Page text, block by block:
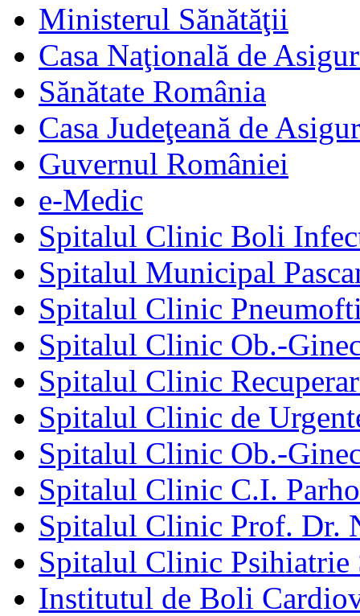
Ministerul Sănătăţii
Casa Naţională de
Sănătate România
Casa Judeţeană de
Guvernul României
e-Medic
Spitalul Clinic Boli
Spitalul Municipal
Spitalul Clinic
Spitalul Clinic Ob.-
Spitalul Clinic
Spitalul Clinic de
Spitalul Clinic Ob.-
Spitalul Clinic C.I.
Spitalul Clinic Prof. Dr.
Spitalul Clinic Psihiatrie
Institutul de Boli